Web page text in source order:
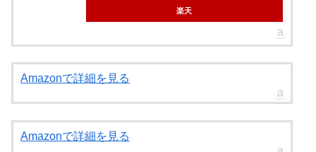
楽天
Amazonで詳細を見る
Amazonで詳細を見る